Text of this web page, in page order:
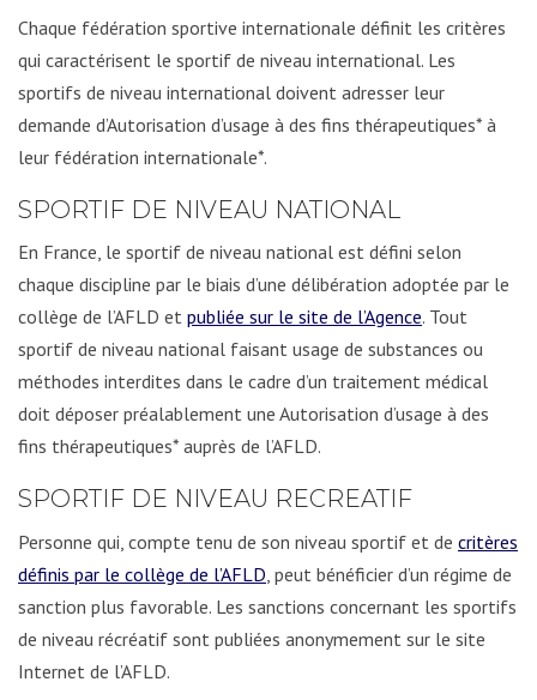
Chaque fédération sportive internationale définit les critères
qui caractérisent le sportif de niveau international. Les
sportifs de niveau international doivent adresser leur
demande d’Autorisation d’usage à des fins thérapeutiques* à
leur fédération internationale*.
SPORTIF DE NIVEAU NATIONAL
En France, le sportif de niveau national est défini selon
chaque discipline par le biais d’une délibération adoptée par le
collège de l’AFLD et publiée sur le site de l’Agence. Tout
sportif de niveau national faisant usage de substances ou
méthodes interdites dans le cadre d’un traitement médical
doit déposer préalablement une Autorisation d’usage à des
fins thérapeutiques* auprès de l’AFLD.
SPORTIF DE NIVEAU RECREATIF
Personne qui, compte tenu de son niveau sportif et de critères
définis par le collège de l’AFLD , peut bénéficier d’un régime de
sanction plus favorable. Les sanctions concernant les sportifs
de niveau récréatif sont publiées anonymement sur le site
Internet de l’AFLD.